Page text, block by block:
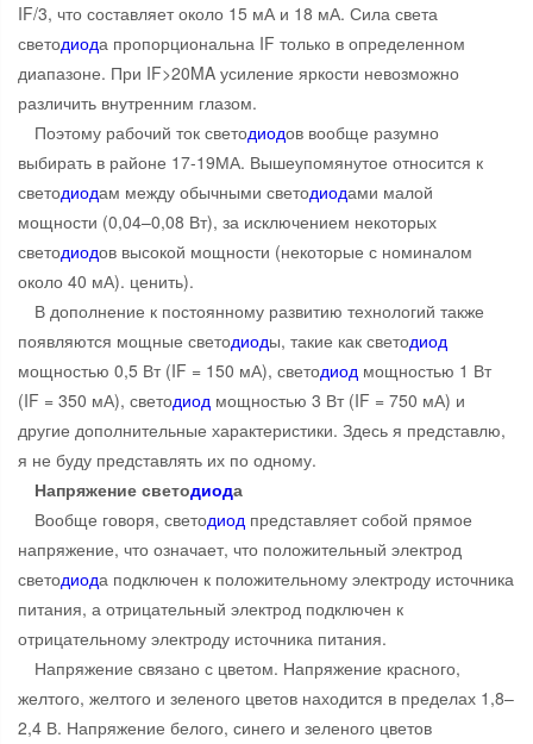
IF/3, что составляет около 15 мА и 18 мА. Сила света
светодиода пропорциональна IF только в определенном
диапазоне. При IF>20MA усиление яркости невозможно
различить внутренним глазом.
Поэтому рабочий ток светодиодов вообще разумно
выбирать в районе 17-19МА. Вышеупомянутое относится к
светодиодам между обычными светодиодами малой
мощности (0,04–0,08 Вт), за исключением некоторых
светодиодов высокой мощности (некоторые с номиналом
около 40 мА). ценить).
В дополнение к постоянному развитию технологий также
появляются мощные светодиоды, такие как светодиод
мощностью 0,5 Вт (IF = 150 мА), светодиод мощностью 1 Вт
(IF = 350 мА), светодиод мощностью 3 Вт (IF = 750 мА) и
другие дополнительные характеристики. Здесь я представлю,
я не буду представлять их по одному.
Напряжение светодиода
Вообще говоря, светодиод представляет собой прямое
напряжение, что означает, что положительный электрод
светодиода подключен к положительному электроду источника
питания, а отрицательный электрод подключен к
отрицательному электроду источника питания.
Напряжение связано с цветом. Напряжение красного,
желтого, желтого и зеленого цветов находится в пределах 1,8–
2,4 В. Напряжение белого, синего и зеленого цветов